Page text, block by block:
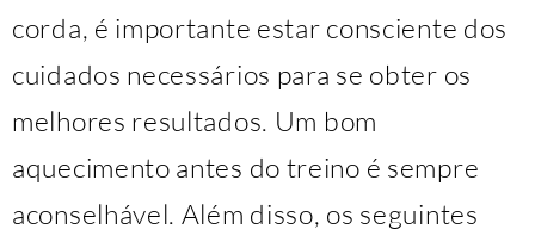
corda, é importante estar consciente dos
cuidados necessários para se obter os
melhores resultados. Um bom
aquecimento antes do treino é sempre
aconselhável. Além disso, os seguintes